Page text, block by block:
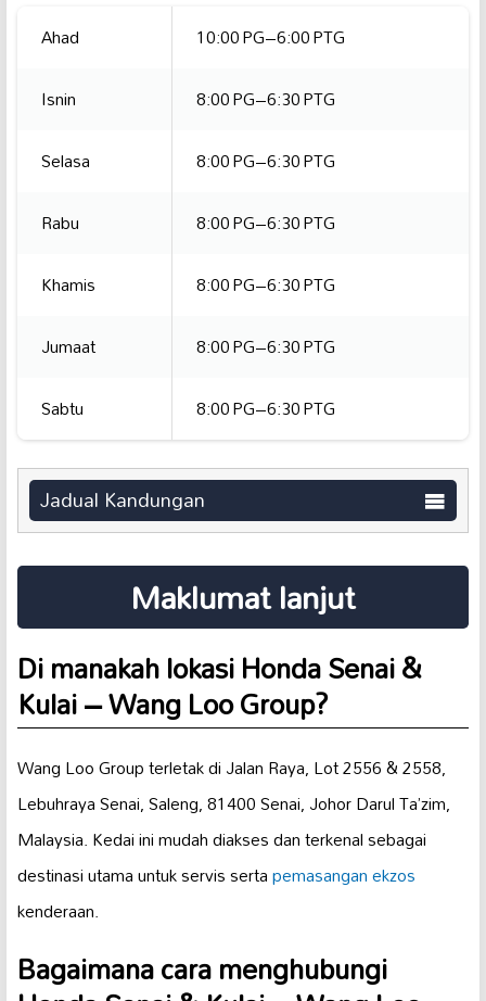
Ahad
10:00 PG–6:00 PTG
Isnin
8:00 PG–6:30 PTG
Selasa
8:00 PG–6:30 PTG
Rabu
8:00 PG–6:30 PTG
Khamis
8:00 PG–6:30 PTG
Jumaat
8:00 PG–6:30 PTG
Sabtu
8:00 PG–6:30 PTG
Jadual Kandungan
Maklumat lanjut
Di manakah lokasi Honda Senai &
Kulai – Wang Loo Group?
Wang Loo Group terletak di Jalan Raya, Lot 2556 & 2558,
Lebuhraya Senai, Saleng, 81400 Senai, Johor Darul Ta’zim,
Malaysia. Kedai ini mudah diakses dan terkenal sebagai
destinasi utama untuk servis sertapemasangan ekzos
kenderaan.
Bagaimana cara menghubungi